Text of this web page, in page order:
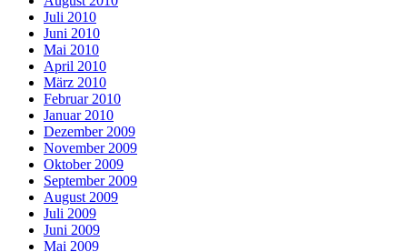
Juli 2010
Juni 2010
Mai 2010
April 2010
März 2010
Februar 2010
Januar 2010
Dezember 2009
November 2009
Oktober 2009
September 2009
August 2009
Juli 2009
Juni 2009
Mai 2009